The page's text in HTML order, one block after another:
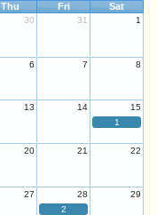
Thu Fri Sat
30 31 1
6 7 8
13 14
15
1
20 21
22
27 28
29
2